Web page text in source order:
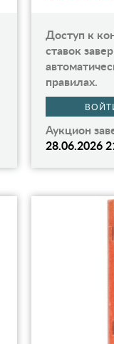
Доступ к
ставок
правилах.
Аукцион
28.06.2026